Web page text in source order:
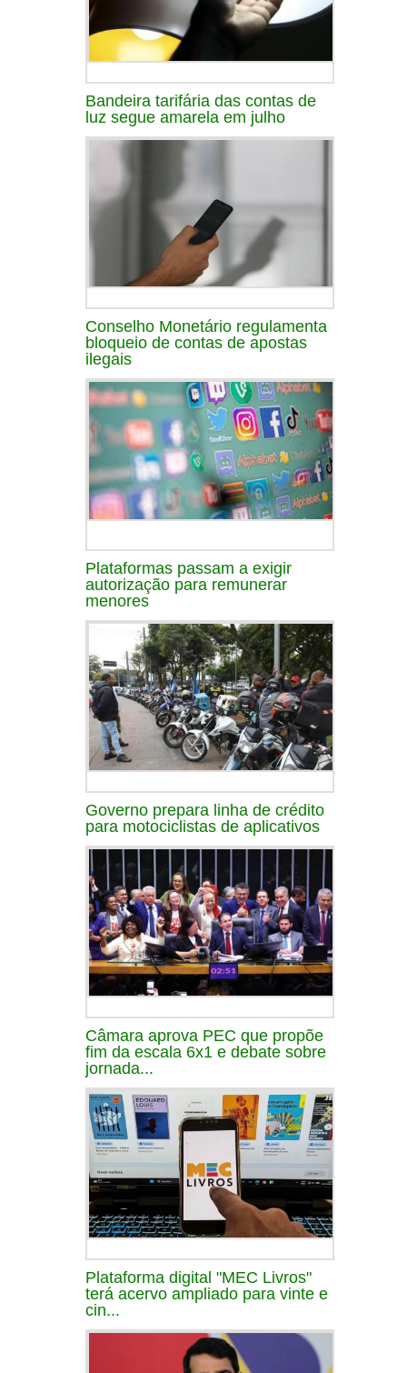
Bandeira tarifária das contas de
luz segue amarela em julho
Conselho Monetário regulamenta
bloqueio de contas de apostas
ilegais
Plataformas passam a exigir
autorização para remunerar
menores
Governo prepara linha de crédito
para motociclistas de aplicativos
Câmara aprova PEC que propõe
fim da escala 6x1 e debate sobre
jornada...
Plataforma digital "MEC Livros"
terá acervo ampliado para vinte e
cin...